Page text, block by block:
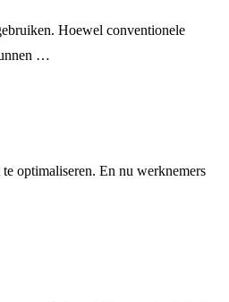
Hoewel conventionele
…
optimaliseren. En nu werknemers